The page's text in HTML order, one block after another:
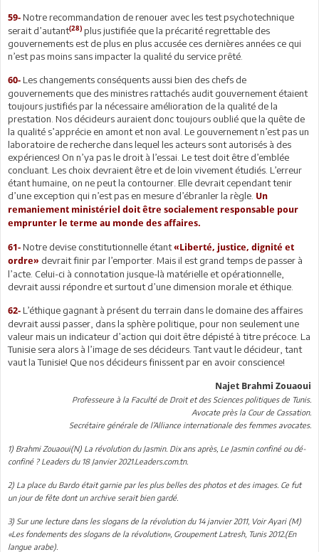
59- Notre recommandation de renouer avec les test psychotechnique
serait d’autant(28) plus justifiée que la précarité regrettable des
gouvernements est de plus en plus accusée ces dernières années ce qui
n’est pas moins sans impacter la qualité du service prêté.
60- Les changements conséquents aussi bien des chefs de
gouvernements que des ministres rattachés audit gouvernement étaient
toujours justifiés par la nécessaire amélioration de la qualité de la
prestation. Nos décideurs auraient donc toujours oublié que la quête de
la qualité s’apprécie en amont et non aval. Le gouvernement n’est pas un
laboratoire de recherche dans lequel les acteurs sont autorisés à des
expériences! On n’ya pas le droit à l’essai. Le test doit être d’emblée
concluant. Les choix devraient être et de loin vivement étudiés. L’erreur
étant humaine, on ne peut la contourner. Elle devrait cependant tenir
d’une exception qui n’est pas en mesure d’ébranler la règle. Un
remaniement ministériel doit être socialement responsable pour
emprunter le terme au monde des affaires.
61- Notre devise constitutionnelle étant«Liberté, justice, dignité et
ordre» devrait finir par l’emporter. Mais il est grand temps de passer à
l’acte. Celui-ci à connotation jusque-là matérielle et opérationnelle,
devrait aussi répondre et surtout d’une dimension morale et éthique.
62- L’éthique gagnant à présent du terrain dans le domaine des affaires
devrait aussi passer, dans la sphère politique, pour non seulement une
valeur mais un indicateur d’action qui doit être dépisté à titre précoce. La
Tunisie sera alors à l’image de ses décideurs. Tant vaut le décideur, tant
vaut la Tunisie! Que nos décideurs finissent par en avoir conscience!
Najet Brahmi Zouaoui
Professeure à la Faculté de Droit et des Sciences politiques de Tunis.
Avocate près la Cour de Cassation.
Secrétaire générale de l’Alliance internationale des femmes avocates.
1) Brahmi Zouaoui(N) La révolution du Jasmin. Dix ans après, Le Jasmin confiné ou dé-
confiné ? Leaders du 18 Janvier 2021.Leaders.com.tn.
2) La place du Bardo était garnie par les plus belles des photos et des images. Ce fut
un jour de fête dont un archive serait bien gardé.
3) Sur une lecture dans les slogans de la révolution du 14 janvier 2011, Voir Ayari (M)
«Les fondements des slogans de la révolution», Groupement Latresh, Tunis 2012.(En
langue arabe).